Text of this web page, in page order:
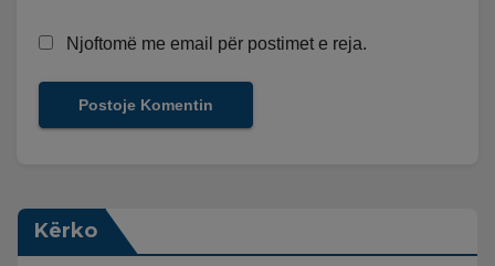
Njoftomë me email për postimet e reja.
Kërko